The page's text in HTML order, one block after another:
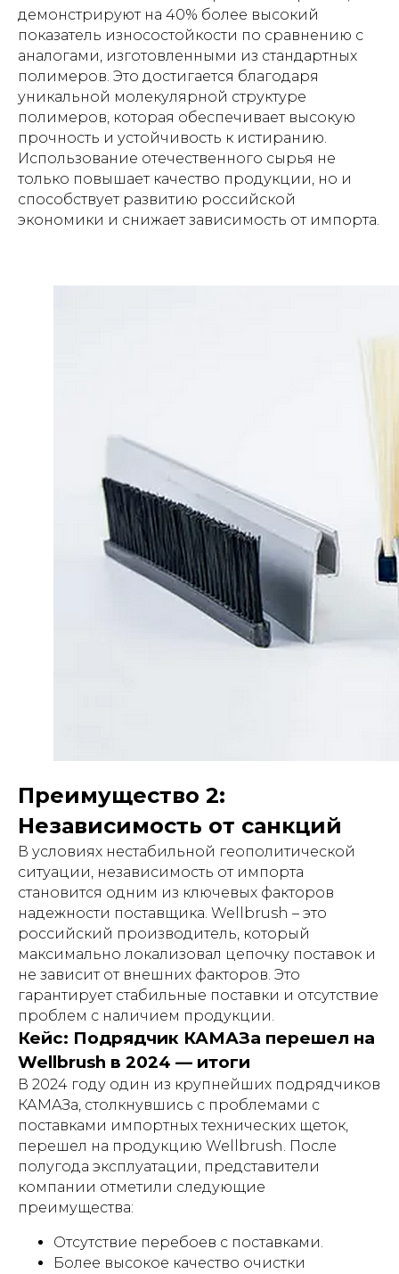
демонстрируют на 40% более высокий
показатель износостойкости по сравнению с
аналогами, изготовленными из стандартных
полимеров. Это достигается благодаря
уникальной молекулярной структуре
полимеров, которая обеспечивает высокую
прочность и устойчивость к истиранию.
Использование отечественного сырья не
только повышает качество продукции, но и
способствует развитию российской
экономики и снижает зависимость от импорта.
Преимущество 2:
Независимость от санкций
В условиях нестабильной геополитической
ситуации, независимость от импорта
становится одним из ключевых факторов
надежности поставщика. Wellbrush – это
российский производитель, который
максимально локализовал цепочку поставок и
не зависит от внешних факторов. Это
гарантирует стабильные поставки и отсутствие
проблем с наличием продукции.
Кейс: Подрядчик КАМАЗа перешел на
Wellbrush в 2024 — итоги
В 2024 году один из крупнейших подрядчиков
КАМАЗа, столкнувшись с проблемами с
поставками импортных технических щеток,
перешел на продукцию Wellbrush. После
полугода эксплуатации, представители
компании отметили следующие
преимущества:
Отсутствие перебоев с поставками.
Более высокое качество очистки